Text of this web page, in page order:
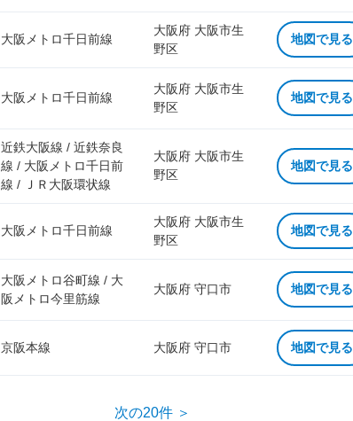
大阪メトロ千日前線
大阪府 大阪市生
野区
地図で見る
大阪メトロ千日前線
大阪府 大阪市生
野区
地図で見る
近鉄大阪線 / 近鉄奈良
線 / 大阪メトロ千日前
線 / ＪＲ大阪環状線
大阪府 大阪市生
野区
地図で見る
大阪メトロ千日前線
大阪府 大阪市生
野区
地図で見る
大阪メトロ谷町線 / 大
阪メトロ今里筋線
大阪府 守口市 地図で見る
京阪本線 大阪府 守口市 地図で見る
次の20件 ＞